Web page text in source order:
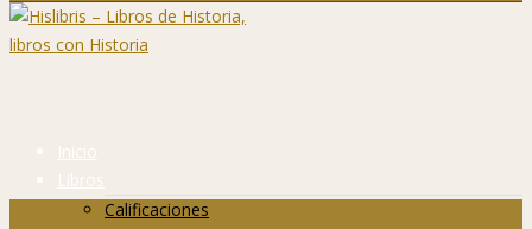
Inicio
Libros
Calificaciones